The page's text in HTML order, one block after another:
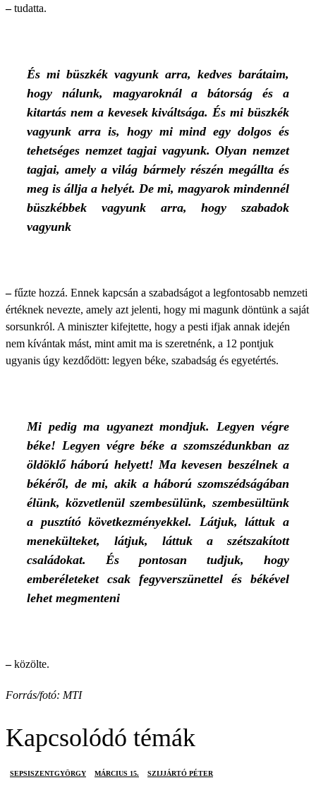
–tudatta.
És mi büszkék vagyunk arra, kedves barátaim,
hogy nálunk, magyaroknál a bátorság és a
kitartás nem a kevesek kiváltsága. És mi büszkék
vagyunk arra is, hogy mi mind egy dolgos és
tehetséges nemzet tagjai vagyunk. Olyan nemzet
tagjai, amely a világ bármely részén megállta és
meg is állja a helyét. De mi, magyarok mindennél
büszkébbek vagyunk arra, hogy szabadok
vagyunk
–fűzte hozzá. Ennek kapcsán a szabadságot a legfontosabb nemzeti
értéknek nevezte, amely azt jelenti, hogy mi magunk döntünk a saját
sorsunkról. A miniszter kifejtette, hogy a pesti ifjak annak idején
nem kívántak mást, mint amit ma is szeretnénk, a 12 pontjuk
ugyanis úgy kezdődött: legyen béke, szabadság és egyetértés.
Mi pedig ma ugyanezt mondjuk. Legyen végre
béke! Legyen végre béke a szomszédunkban az
öldöklő háború helyett! Ma kevesen beszélnek a
békéről, de mi, akik a háború szomszédságában
élünk, közvetlenül szembesülünk, szembesültünk
a pusztító következményekkel. Látjuk, láttuk a
menekülteket, látjuk, láttuk a szétszakított
családokat. És pontosan tudjuk, hogy
emberéleteket csak fegyverszünettel és békével
lehet megmenteni
–közölte.
Forrás/fotó: MTI
Kapcsolódó témák
SEPSISZENTGYÖRGY MÁRCIUS 15. SZIJJÁRTÓ PÉTER